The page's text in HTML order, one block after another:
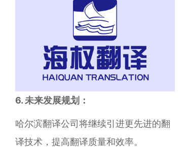
6. 未来发展规划：
哈尔滨翻译公司将继续引进更先进的翻
译技术，提高翻译质量和效率。